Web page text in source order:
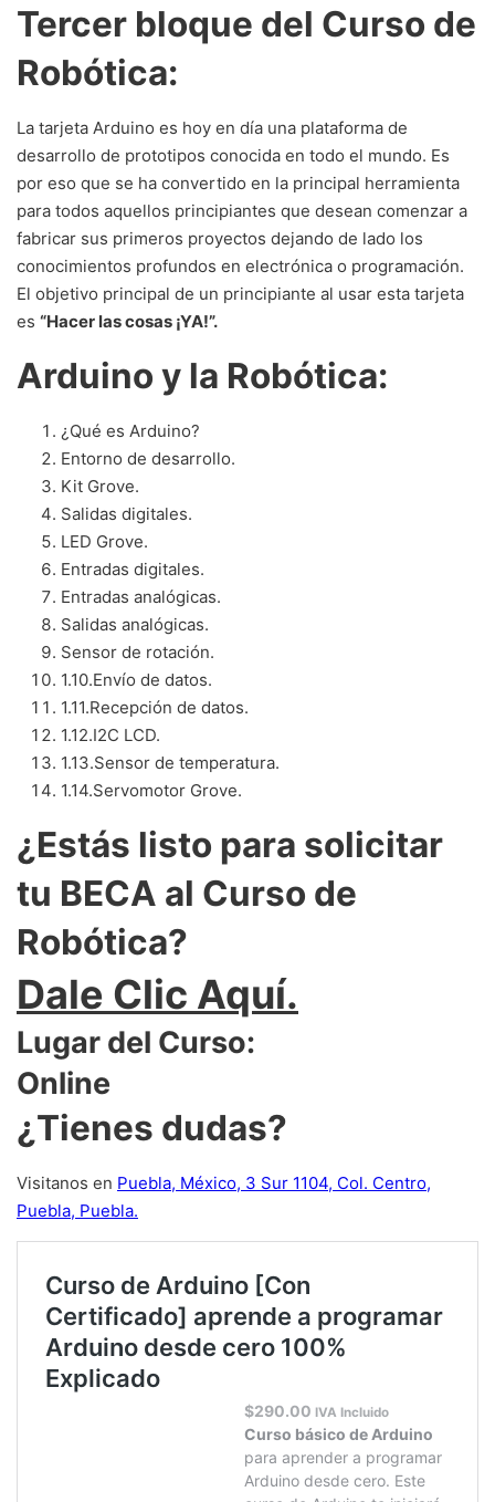
Tercer bloque del Curso de
Robótica:
La tarjeta Arduino es hoy en día una plataforma de
desarrollo de prototipos conocida en todo el mundo. Es
por eso que se ha convertido en la principal herramienta
para todos aquellos principiantes que desean comenzar a
fabricar sus primeros proyectos dejando de lado los
conocimientos profundos en electrónica o programación.
El objetivo principal de un principiante al usar esta tarjeta
es “Hacer las cosas ¡YA!”.
Arduino y la Robótica:
¿Qué es Arduino?
Entorno de desarrollo.
Kit Grove.
Salidas digitales.
LED Grove.
Entradas digitales.
Entradas analógicas.
Salidas analógicas.
Sensor de rotación.
1.10.Envío de datos.
1.11.Recepción de datos.
1.12.I2C LCD.
1.13.Sensor de temperatura.
1.14.Servomotor Grove.
¿Estás listo para solicitar
tu BECA al Curso de
Robótica?
Dale Clic Aquí.
Lugar del Curso:
Online
¿Tienes dudas?
Visitanos en Puebla, México, 3 Sur 1104, Col. Centro,
Puebla, Puebla.